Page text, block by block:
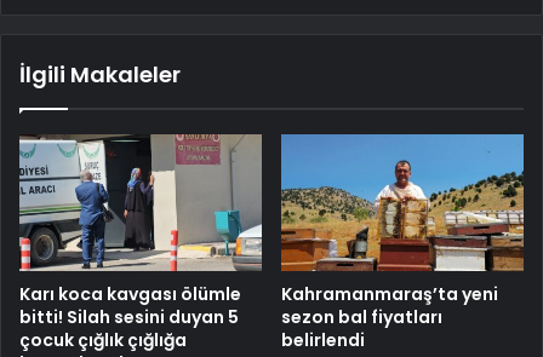
İlgili Makaleler
Karı koca kavgası ölümle
bitti! Silah sesini duyan 5
çocuk çığlık çığlığa
Kahramanmaraş’ta yeni
sezon bal fiyatları
belirlendi